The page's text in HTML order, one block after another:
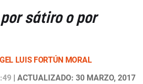
sátiro o por
LUIS FORTÚN MORAL
| ACTUALIZADO: 30 MARZO, 2017